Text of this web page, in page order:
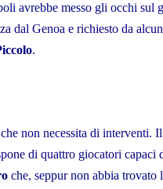
avrebbe messo gli occhi sul
dal Genoa e richiesto da
.
non necessita di interventi.
di quattro giocatori capaci
che, seppur non abbia